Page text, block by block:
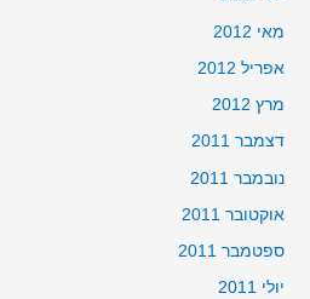
מאי 2012
אפריל 2012
מרץ 2012
דצמבר 2011
נובמבר 2011
אוקטובר 2011
ספטמבר 2011
יולי 2011